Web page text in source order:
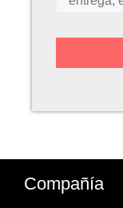
Compañía